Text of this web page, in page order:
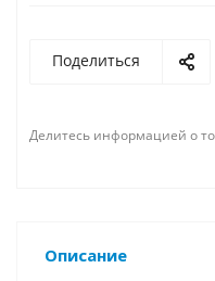
Поделиться
Делитесь информацией о
Описание